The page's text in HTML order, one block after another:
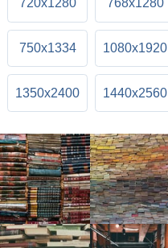
720x1280 768x1280
750x1334 1080x1920
1350x2400 1440x2560